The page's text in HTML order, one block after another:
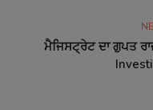
ਮੈਜਿਸਟ੍ਰੇਟ ਦਾ ਗੁਪਤ